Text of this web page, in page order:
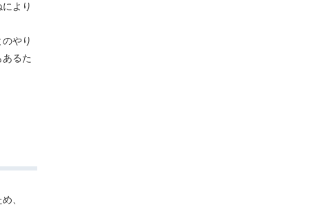
より
やり
るた
、